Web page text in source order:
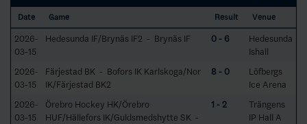
Date Game Result Venue
2026-
03-15
Hedesunda IF/Brynäs IF2 - Brynäs IF 0 - 6
Hedesunda
Ishall
2026-
03-15
Färjestad BK - Bofors IK Karlskoga/Nor
IK/Färjestad BK2
8 - 0
Löfbergs
Ice Arena
2026-
03-15
Örebro Hockey HK/Örebro
HUF/Hällefors IK/Guldsmedshytte SK -
1 - 2
Trängens
IP Hall A